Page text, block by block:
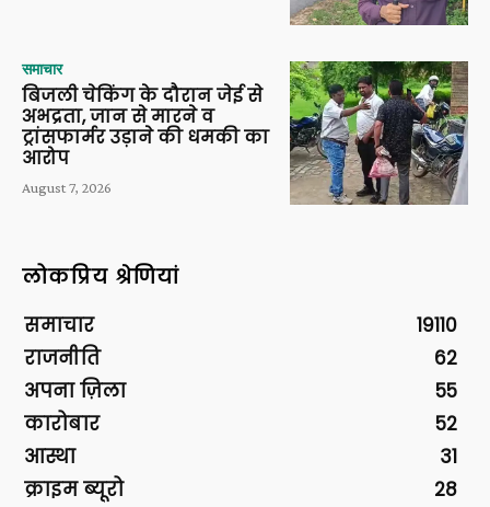
समाचार
बिजली चेकिंग के दौरान जेई से
अभद्रता, जान से मारने व
ट्रांसफार्मर उड़ाने की धमकी का
आरोप
August 7, 2026
लोकप्रिय श्रेणियां
समाचार
19110
राजनीति
62
अपना ज़िला
55
कारोबार
52
आस्था
31
क्राइम ब्यूरो
28